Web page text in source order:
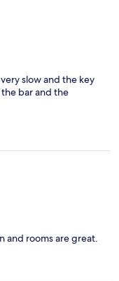
slow and the key
bar and the
and rooms are great.